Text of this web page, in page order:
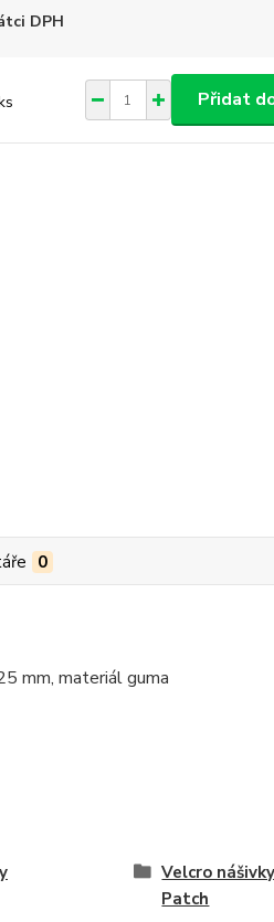
DPH
Přidat
0
mm, materiál guma
Velcro
Patch